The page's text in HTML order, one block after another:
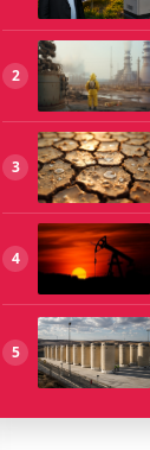
2
3
4
5